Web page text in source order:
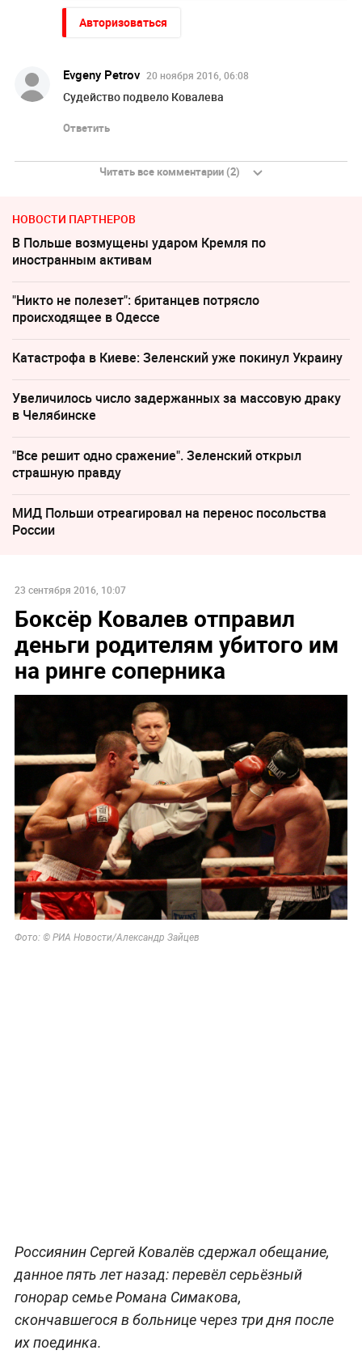
Авторизоваться
Evgeny Petrov 20 ноября 2016, 06:08
Судейство подвело Ковалева
Ответить
Читать все комментарии (2)
НОВОСТИ ПАРТНЕРОВ
В Польше возмущены ударом Кремля по
иностранным активам
"Никто не полезет": британцев потрясло
происходящее в Одессе
Катастрофа в Киеве: Зеленский уже покинул Украину
Увеличилось число задержанных за массовую драку
в Челябинске
"Все решит одно сражение". Зеленский открыл
страшную правду
МИД Польши отреагировал на перенос посольства
России
23 сентября 2016, 10:07
Боксёр Ковалев отправил
деньги родителям убитого им
на ринге соперника
Фото: © РИА Новости/Александр Зайцев
Россиянин Сергей Ковалёв сдержал обещание,
данное пять лет назад: перевёл серьёзный
гонорар семье Романа Симакова,
скончавшегося в больнице через три дня после
их поединка.